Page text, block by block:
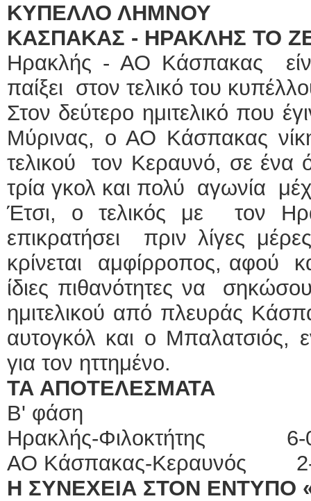
ΚΥΠΕΛΛΟ ΛΗΜΝΟΥ
ΚΑΣΠΑΚΑΣ - ΗΡΑΚΛΗΣ ΤΟ
Ηρακλής - ΑΟ Κάσπακας
παίξει στον τελικό του
Στον δεύτερο ημιτελικό που
Μύρινας, ο ΑΟ Κάσπακας
τελικού τον Κεραυνό, σε ένα
τρία γκολ και πολύ αγωνία
Έτσι, ο τελικός με τον
επικρατήσει πριν λίγες
κρίνεται αμφίρροπος, αφού
ίδιες πιθανότητες να
ημιτελικού από πλευράς
αυτογκόλ και ο
για τον ηττημένο.
ΤΑ ΑΠΟΤΕΛΕΣΜΑΤΑ
Β' φάση
Ηρακλής-Φιλοκτήτης 6-
ΑΟ Κάσπακας-Κεραυνός
Η ΣΥΝΕΧΕΙΑ ΣΤΟΝ ΕΝΤΥΠΟ